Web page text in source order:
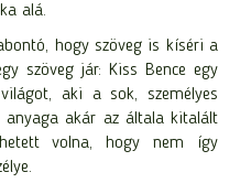
alá.
hogy szöveg is kíséri a
szöveg jár: Kiss Bence egy
aki a sok, személyes
akár az általa kitalált
volna, hogy nem így